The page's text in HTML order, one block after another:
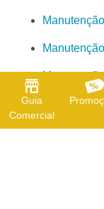
Guia
Comercial